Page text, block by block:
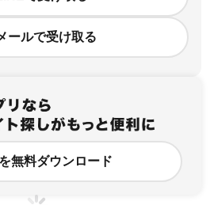
ールで受け取る
無料ダウンロード